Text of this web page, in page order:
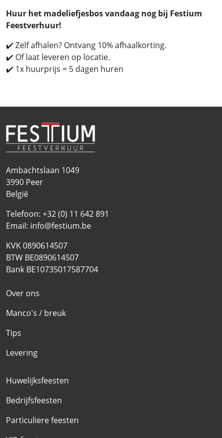
Huur het madeliefjesbos vandaag nog bij Festium
Feestverhuur!
✔️ Zelf afhalen? Ontvang 10% afhaalkorting.
✔️ Of laat leveren op locatie.
✔️ 1x huurprijs = 5 dagen huren
Ambachtslaan 1049
3990 Peer
België
Telefoon: +32 (0) 11 642 891
Email: info@festium.be
KVK 0890614507
BTW BE0890614507
Bank BE10735017587704
Over ons
Manco's / breuk
Tips
Levering
Huwelijksfeesten
Bedrijfsfeesten
Particuliere feesten